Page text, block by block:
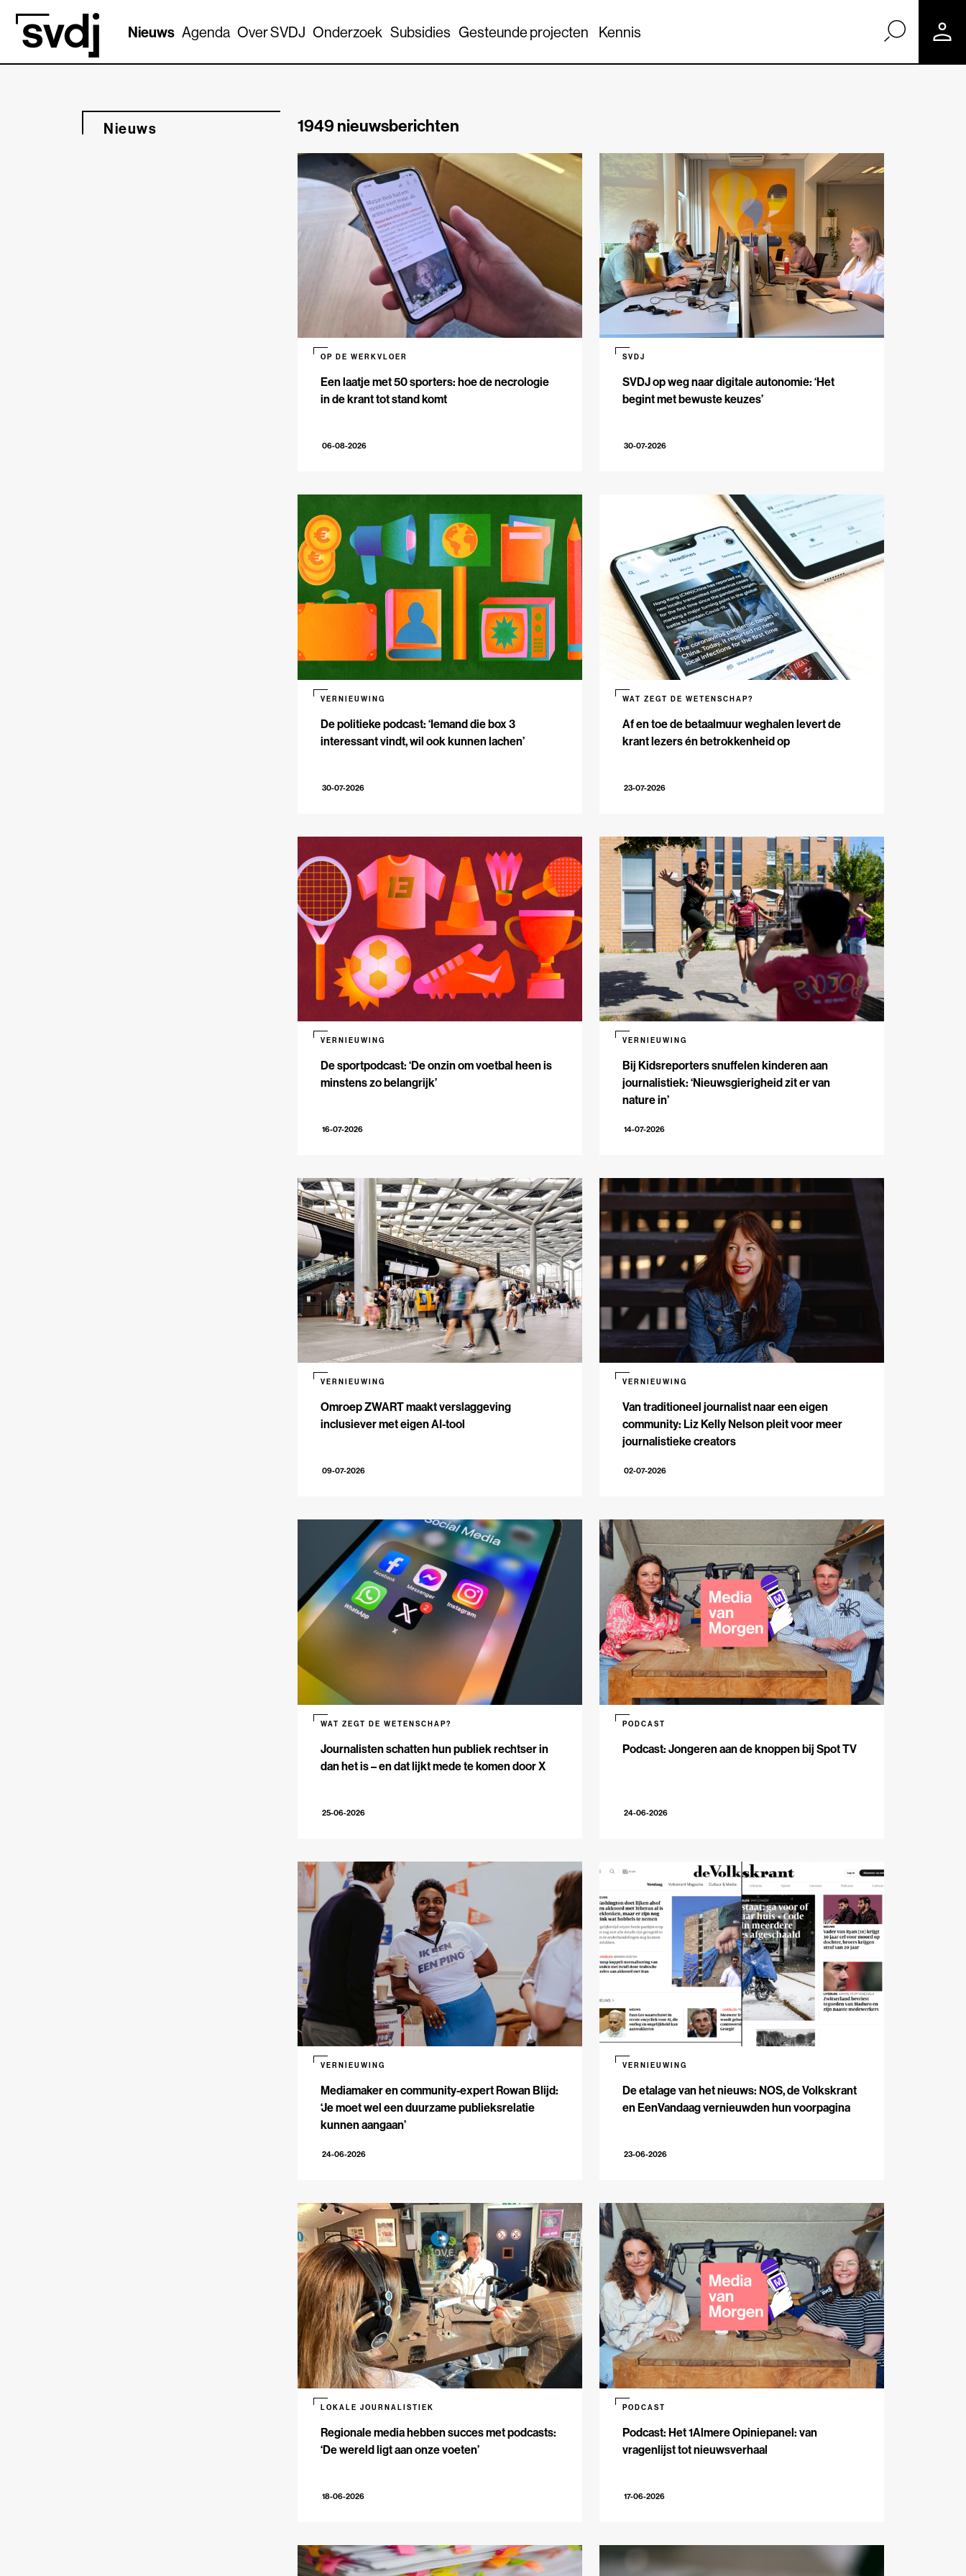
Naar hoofdinhoud
Nieuws Agenda Over SVDJ Onderzoek Subsidies Gesteunde projecten Kennis
Nieuws 1949 nieuwsberichten
Een laatje met 50 sporters: hoe de necrologie
in de krant tot stand komt
OP DE WERKVLOER
06-08-2026
SVDJ op weg naar digitale autonomie: ‘Het
begint met bewuste keuzes’
SVDJ
30-07-2026
De politieke podcast: ‘Iemand die box 3
interessant vindt, wil ook kunnen lachen’
VERNIEUWING
30-07-2026
Af en toe de betaalmuur weghalen levert de
krant lezers én betrokkenheid op
WAT ZEGT DE WETENSCHAP?
23-07-2026
De sportpodcast: ‘De onzin om voetbal heen is
minstens zo belangrijk’
VERNIEUWING
16-07-2026
Bij Kidsreporters snuffelen kinderen aan
journalistiek: ‘Nieuwsgierigheid zit er van
nature in’
VERNIEUWING
14-07-2026
Omroep ZWART maakt verslaggeving
inclusiever met eigen AI-tool
VERNIEUWING
09-07-2026
Van traditioneel journalist naar een eigen
community: Liz Kelly Nelson pleit voor meer
journalistieke creators
VERNIEUWING
02-07-2026
Journalisten schatten hun publiek rechtser in
dan het is – en dat lijkt mede te komen door X
WAT ZEGT DE WETENSCHAP?
25-06-2026
Podcast: Jongeren aan de knoppen bij Spot TV
PODCAST
24-06-2026
Mediamaker en community-expert Rowan Blijd:
‘Je moet wel een duurzame publieksrelatie
kunnen aangaan’
VERNIEUWING
24-06-2026
De etalage van het nieuws: NOS, de Volkskrant
en EenVandaag vernieuwden hun voorpagina
VERNIEUWING
23-06-2026
Regionale media hebben succes met podcasts:
‘De wereld ligt aan onze voeten’
LOKALE JOURNALISTIEK
18-06-2026
Podcast: Het 1Almere Opiniepanel: van
vragenlijst tot nieuwsverhaal
PODCAST
17-06-2026